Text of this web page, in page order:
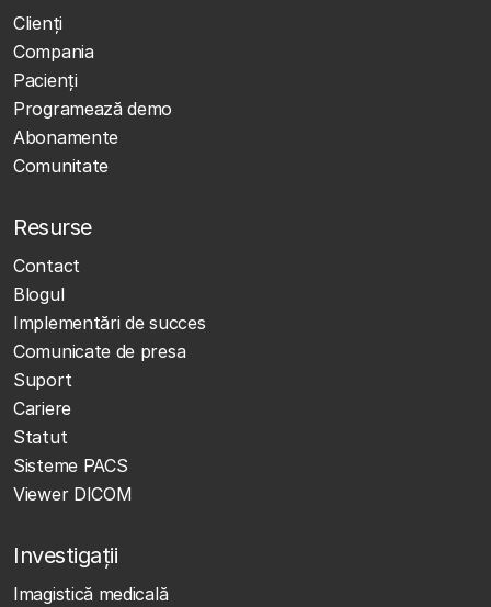
Clienţi
Compania
Pacienți
Programează demo
Abonamente
Comunitate
Resurse
Contact
Blogul
Implementări de succes
Comunicate de presa
Suport
Cariere
Statut
Sisteme PACS
Viewer DICOM
Investigații
Imagistică medicală